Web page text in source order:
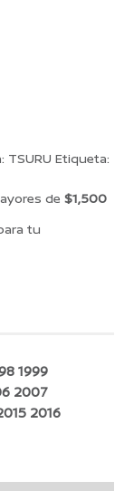
TSURU Etiqueta:
de$1,500
tu
1999
2007
2016